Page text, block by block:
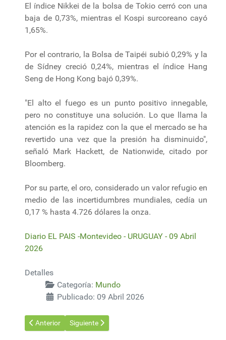
El índice Nikkei de la bolsa de Tokio cerró con una
baja de 0,73%, mientras el Kospi surcoreano cayó
1,65%.
Por el contrario, la Bolsa de Taipéi subió 0,29% y la
de Sídney creció 0,24%, mientras el índice Hang
Seng de Hong Kong bajó 0,39%.
"El alto el fuego es un punto positivo innegable,
pero no constituye una solución. Lo que llama la
atención es la rapidez con la que el mercado se ha
revertido una vez que la presión ha disminuido",
señaló Mark Hackett, de Nationwide, citado por
Bloomberg.
Por su parte, el oro, considerado un valor refugio en
medio de las incertidumbres mundiales, cedía un
0,17 % hasta 4.726 dólares la onza.
Diario EL PAIS -Montevideo - URUGUAY - 09 Abril
2026
Detalles
Categoría: Mundo
Publicado: 09 Abril 2026
Artículo anterior: China logra llevar agua al norte del país a
Anterior Artículo siguiente: El precio del petróleo se
Siguiente